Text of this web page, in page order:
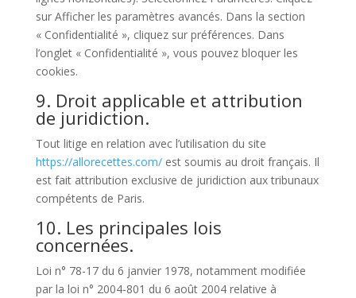
sur Afficher les paramètres avancés. Dans la section
« Confidentialité », cliquez sur préférences. Dans
l’onglet « Confidentialité », vous pouvez bloquer les
cookies.
9. Droit applicable et attribution
de juridiction.
Tout litige en relation avec l’utilisation du site
https://allorecettes.com/est soumis au droit français. Il
est fait attribution exclusive de juridiction aux tribunaux
compétents de Paris.
10. Les principales lois
concernées.
Loi n° 78-17 du 6 janvier 1978, notamment modifiée
par la loi n° 2004-801 du 6 août 2004 relative à